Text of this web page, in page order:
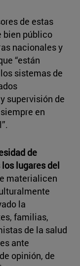
de estas
bien público
nacionales y
“están
sistemas de
supervisión de
en
de
lugares del
materialicen
la
familias,
de la salud
ante
opinión, de